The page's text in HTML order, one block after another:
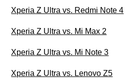
Xperia Z Ultra vs. Redmi Note 4
Xperia Z Ultra vs. Mi Max 2
Xperia Z Ultra vs. Mi Note 3
Xperia Z Ultra vs. Lenovo Z5